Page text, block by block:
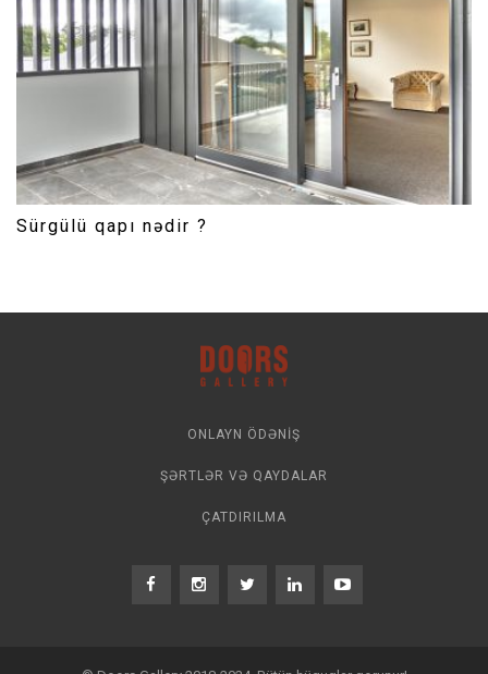
Sürgülü qapı nədir ?
ONLAYN ÖDƏNIŞ
ŞƏRTLƏR VƏ QAYDALAR
ÇATDIRILMA